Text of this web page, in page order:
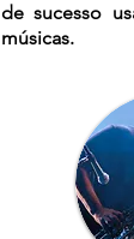
de sucesso
músicas.